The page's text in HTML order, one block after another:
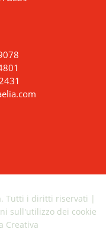
Tutti i diritti riservati |
sull'utilizzo dei cookie
Creativa